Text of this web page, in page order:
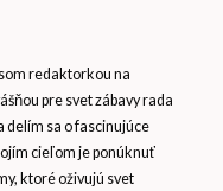
redaktorkou na
pre svet zábavy rada
delím sa o fascinujúce
cieľom je ponúknuť
ktoré oživujú svet